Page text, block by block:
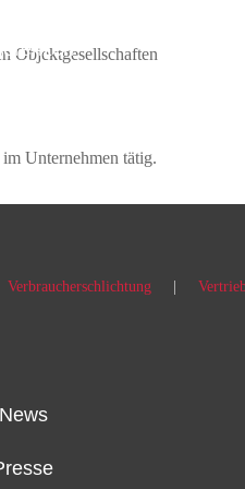
News
Objektgesellschaften
Unternehmen tätig.
Verbraucherschlichtung